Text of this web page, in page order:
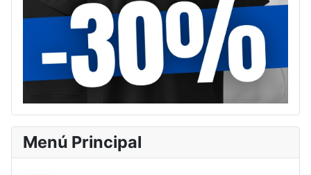
Menú Principal